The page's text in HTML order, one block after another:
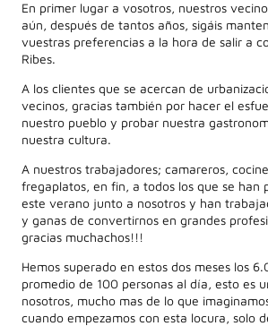
En primer lugar a vosotros, nuestros
aún, después de tantos años, sigáis
vuestras preferencias a la hora de salir a
Ribes.
A los clientes que se acercan de
vecinos, gracias también por hacer el
nuestro pueblo y probar nuestra
nuestra cultura.
A nuestros trabajadores; camareros,
fregaplatos, en fin, a todos los que se han
este verano junto a nosotros y han
y ganas de convertirnos en grandes
gracias muchachos!!!
Hemos superado en estos dos meses los
promedio de 100 personas al día, esto es
nosotros, mucho mas de lo que
cuando empezamos con esta locura, solo